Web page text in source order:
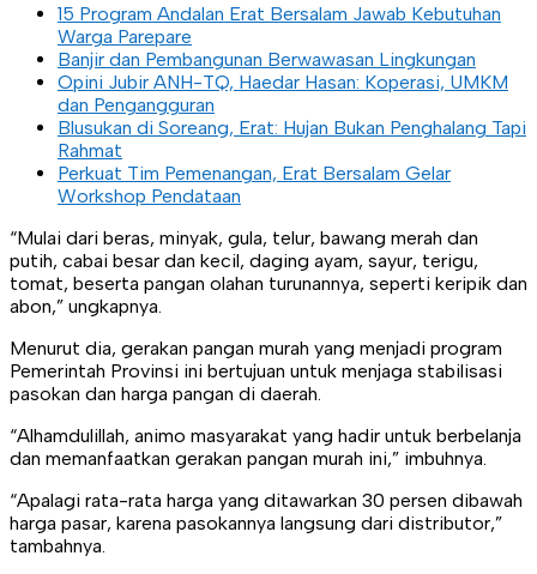
15 Program Andalan Erat Bersalam Jawab Kebutuhan
Warga Parepare
Banjir dan Pembangunan Berwawasan Lingkungan
Opini Jubir ANH-TQ, Haedar Hasan: Koperasi, UMKM
dan Pengangguran
Blusukan di Soreang, Erat: Hujan Bukan Penghalang Tapi
Rahmat
Perkuat Tim Pemenangan, Erat Bersalam Gelar
Workshop Pendataan
“Mulai dari beras, minyak, gula, telur, bawang merah dan
putih, cabai besar dan kecil, daging ayam, sayur, terigu,
tomat, beserta pangan olahan turunannya, seperti keripik dan
abon,” ungkapnya.
Menurut dia, gerakan pangan murah yang menjadi program
Pemerintah Provinsi ini bertujuan untuk menjaga stabilisasi
pasokan dan harga pangan di daerah.
“Alhamdulillah, animo masyarakat yang hadir untuk berbelanja
dan memanfaatkan gerakan pangan murah ini,” imbuhnya.
“Apalagi rata-rata harga yang ditawarkan 30 persen dibawah
harga pasar, karena pasokannya langsung dari distributor,”
tambahnya.